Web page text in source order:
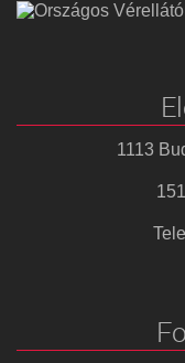
1113